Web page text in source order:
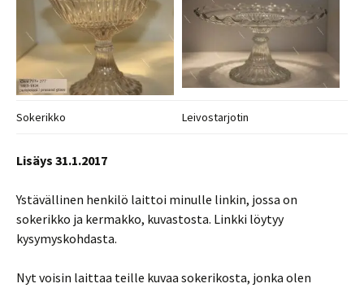
Sokerikko Leivostarjotin
Lisäys 31.1.2017
Ystävällinen henkilö laittoi minulle linkin, jossa on
sokerikko ja kermakko, kuvastosta. Linkki löytyy
kysymyskohdasta.
Nyt voisin laittaa teille kuvaa sokerikosta, jonka olen